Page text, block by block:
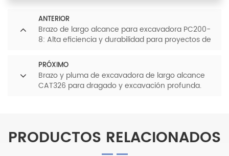
ANTERIOR
Brazo de largo alcance para excavadora PC200-
8: Alta eficiencia y durabilidad para proyectos de
PRÓXIMO
Brazo y pluma de excavadora de largo alcance
CAT326 para dragado y excavación profunda.
PRODUCTOS RELACIONADOS